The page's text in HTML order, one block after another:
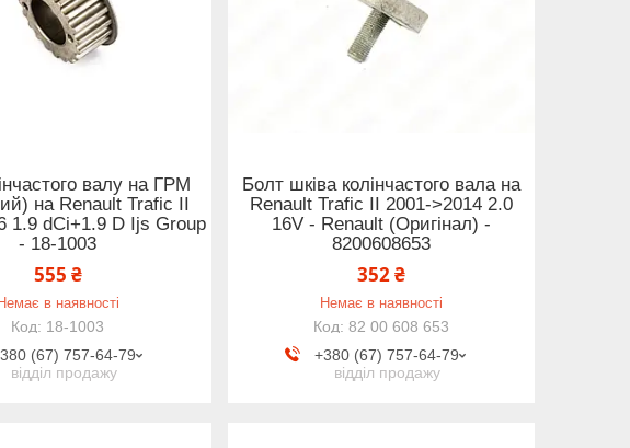
валу на ГРМ
на Renault Trafic II
1.9 dCi+1.9 D Ijs Group
- 18-1003
555 ₴
Немає в наявності
18-1003
(67) 757-64-79
відділ продажу
Болт шківа колінчастого вала на
Renault Trafic II 2001->2014 2.0
16V - Renault (Оригінал) -
8200608653
352 ₴
Немає в наявності
82 00 608 653
+380 (67) 757-64-79
відділ продажу